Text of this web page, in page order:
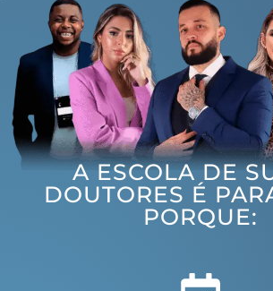
A ESCOLA DE
DOUTORES É
PORQUE: